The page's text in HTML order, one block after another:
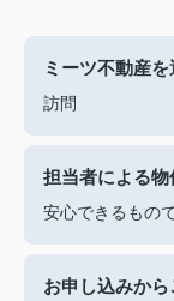
ミーツ不動産
訪問
担当者による
安心できるもの
お申し込みか